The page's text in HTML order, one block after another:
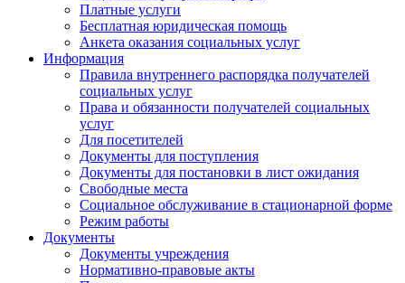
Платные услуги
Бесплатная юридическая помощь
Анкета оказания социальных услуг
Информация
Правила внутреннего распорядка получателей
социальных услуг
Права и обязанности получателей социальных
услуг
Для посетителей
Документы для поступления
Документы для постановки в лист ожидания
Свободные места
Социальное обслуживание в стационарной форме
Режим работы
Документы
Документы учреждения
Нормативно-правовые акты